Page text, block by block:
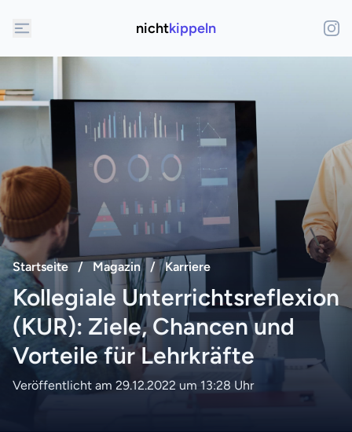
nichtkippeln
Startseite / Magazin / Karriere
Kollegiale Unterrichtsreflexion
(KUR): Ziele, Chancen und
Vorteile für Lehrkräfte
Veröffentlicht am 29.12.2022 um 13:28 Uhr